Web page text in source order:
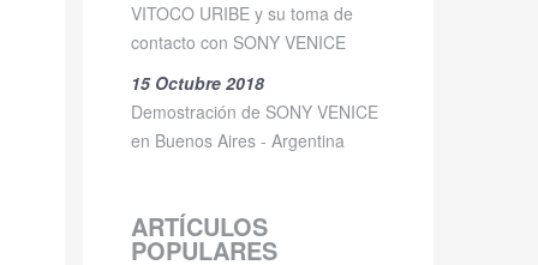
VITOCO URIBE y su toma de
contacto con SONY VENICE
15 Octubre 2018
Demostración de SONY VENICE
en Buenos Aires - Argentina
ARTÍCULOS
POPULARES